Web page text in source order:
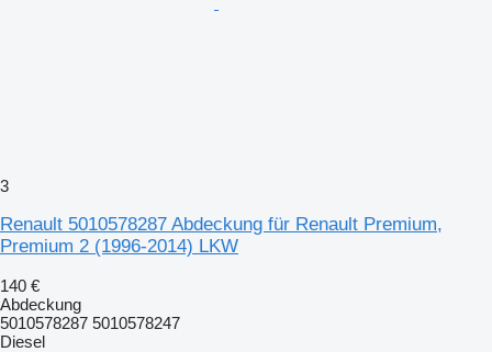
3
Renault 5010578287 Abdeckung für Renault Premium,
Premium 2 (1996-2014) LKW
140 €
Abdeckung
5010578287 5010578247
Diesel